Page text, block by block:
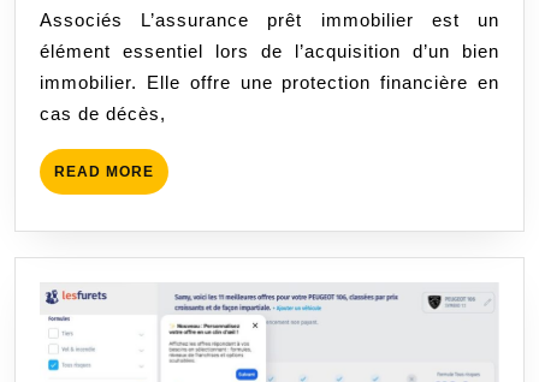
Faut
Associés L’assurance prêt immobilier est un
élément essentiel lors de l’acquisition d’un bien
immobilier. Elle offre une protection financière en
cas de décès,
READ MORE READ
MORE